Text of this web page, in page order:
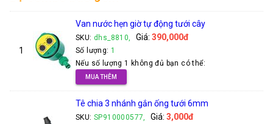
1
Van nước hẹn giờ tự động tưới cây
SKU: dhs_8810, Giá: 390,000đ
Số lượng: 1
Nếu số lượng 1 không đủ bạn có thể:
MUA THÊM
Tê chia 3 nhánh gắn ống tưới 6mm
SKU: SP910000577, Giá: 3,000đ